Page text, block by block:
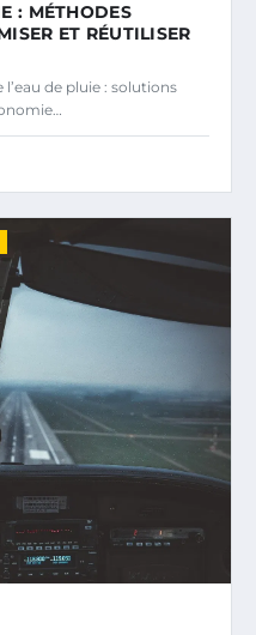
: MÉTHODES
ET RÉUTILISER
de pluie : solutions